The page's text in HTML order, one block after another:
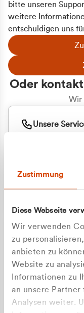
Zustimmung
Diese Webseite
Wir verwenden
zu
anbieten zu
Website zu
Informationen zu
an unsere Partner
Analysen weiter.
bitte unseren
weitere
entschuldigen uns
Oder
Wir
Unsere
+49 177